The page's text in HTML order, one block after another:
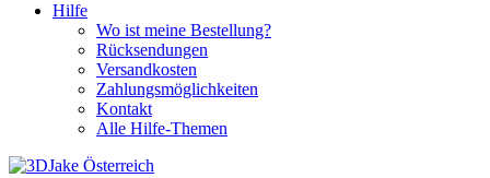
Hilfe
Wo ist meine Bestellung?
Rücksendungen
Versandkosten
Zahlungsmöglichkeiten
Kontakt
Alle Hilfe-Themen